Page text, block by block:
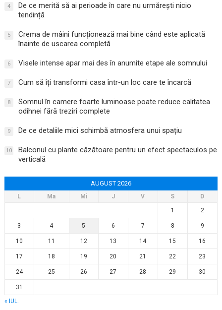
4
De ce merită să ai perioade în care nu urmărești nicio
tendință
5
Crema de mâini funcționează mai bine când este aplicată
înainte de uscarea completă
6 Visele intense apar mai des în anumite etape ale somnului
7 Cum să îți transformi casa într-un loc care te încarcă
8
Somnul în camere foarte luminoase poate reduce calitatea
odihnei fără treziri complete
9 De ce detaliile mici schimbă atmosfera unui spațiu
10
Balconul cu plante căzătoare pentru un efect spectaculos pe
verticală
AUGUST 2026
L Ma Mi J V S
D
1
2
3 4 5 6 7 8 9
10 11 12 13 14 15 16
17 18 19 20 21 22 23
24 25 26 27 28 29 30
31
« IUL.